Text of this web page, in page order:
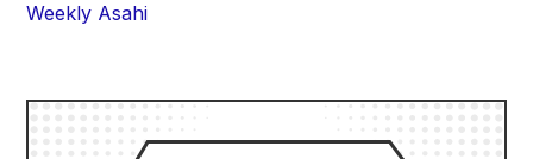
Weekly Asahi